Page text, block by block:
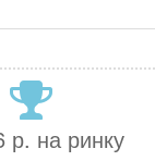
р. на ринку